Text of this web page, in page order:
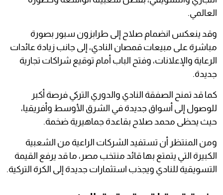
العالمي.
وقد ينعكس انضمام صلاح إلى طرابزون سبور بصورة
مباشرة على مبيعات قمصان النادي، إلى جانب زيادة عائدات
الرعاية والإعلانات، وفتح الباب أمام توقيع شراكات تجارية
جديدة.
كما قد تمنح الصفقة النادي والدوري التركي فرصة أكبر
للوصول إلى أسواق جديدة في الشرق الأوسط وأفريقيا،
حيث يحظى محمد صلاح بقاعدة جماهيرية ضخمة.
ومن المنتظر أن تستفيد الشركات الراعية من الشعبية
الكبيرة التي يتمتع بها قائد منتخب مصر، ما قد يرفع القيمة
التسويقية للنادي ويجذب استثمارات جديدة إلى الكرة التركية.